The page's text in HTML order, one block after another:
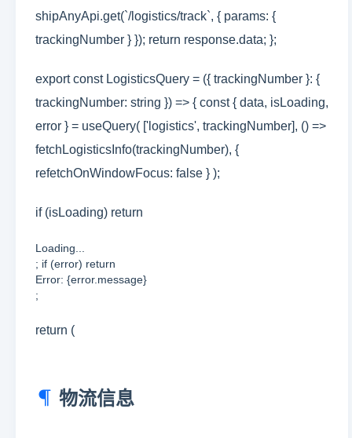
shipAnyApi.get(`/logistics/track`, { params: {
trackingNumber } }); return response.data; };
export const LogisticsQuery = ({ trackingNumber }: {
trackingNumber: string }) => { const { data, isLoading,
error } = useQuery( ['logistics', trackingNumber], () =>
fetchLogisticsInfo(trackingNumber), {
refetchOnWindowFocus: false } );
if (isLoading) return
Loading...
; if (error) return
Error: {error.message}
;
return (
物流信息